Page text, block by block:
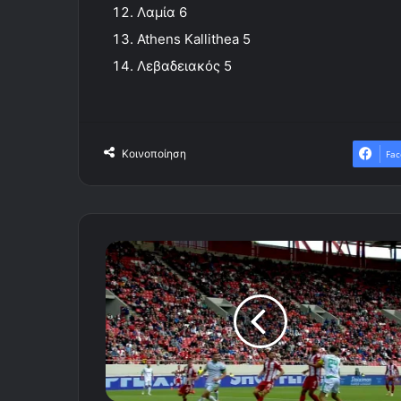
Λαμία 6
Athens Kallithea 5
Λεβαδειακός 5
Κοινοποίηση
Τα
highlights
του
Ολυμπιακός
-
Λεβαδειακός
2-
2